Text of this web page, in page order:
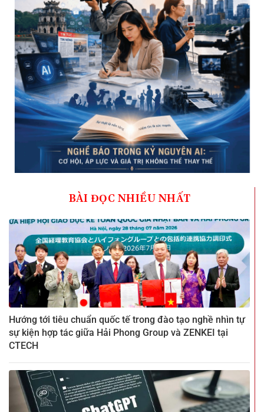
BÀI ĐỌC NHIỀU NHẤT
Hướng tới tiêu chuẩn quốc tế trong đào tạo nghề nhìn tự
sự kiện hợp tác giữa Hải Phong Group và ZENKEI tại
CTECH